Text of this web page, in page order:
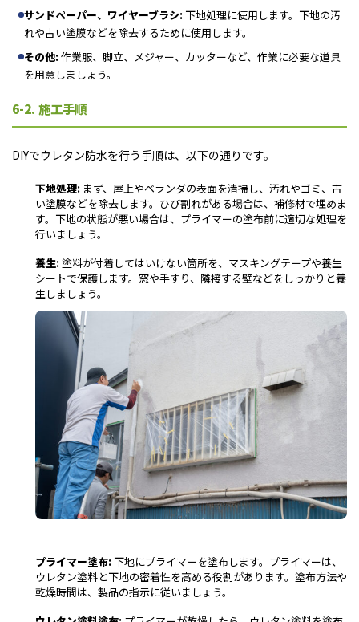
サンドペーパー、ワイヤーブラシ: 下地処理に使用します。下地の汚
れや古い塗膜などを除去するために使用します。
その他:作業服、脚立、メジャー、カッターなど、作業に必要な道具
を用意しましょう。
6-2. 施工手順
DIYでウレタン防水を行う手順は、以下の通りです。
下地処理: まず、屋上やベランダの表面を清掃し、汚れやゴミ、古
い塗膜などを除去します。ひび割れがある場合は、補修材で埋めま
す。下地の状態が悪い場合は、プライマーの塗布前に適切な処理を
行いましょう。
養生:塗料が付着してはいけない箇所を、マスキングテープや養生
シートで保護します。窓や手すり、隣接する壁などをしっかりと養
生しましょう。
プライマー塗布: 下地にプライマーを塗布します。プライマーは、
ウレタン塗料と下地の密着性を高める役割があります。塗布方法や
乾燥時間は、製品の指示に従いましょう。